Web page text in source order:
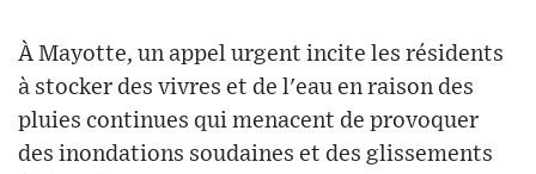
À Mayotte, un appel urgent incite les résidents
à stocker des vivres et de l'eau en raison des
pluies continues qui menacent de provoquer
des inondations soudaines et des glissements